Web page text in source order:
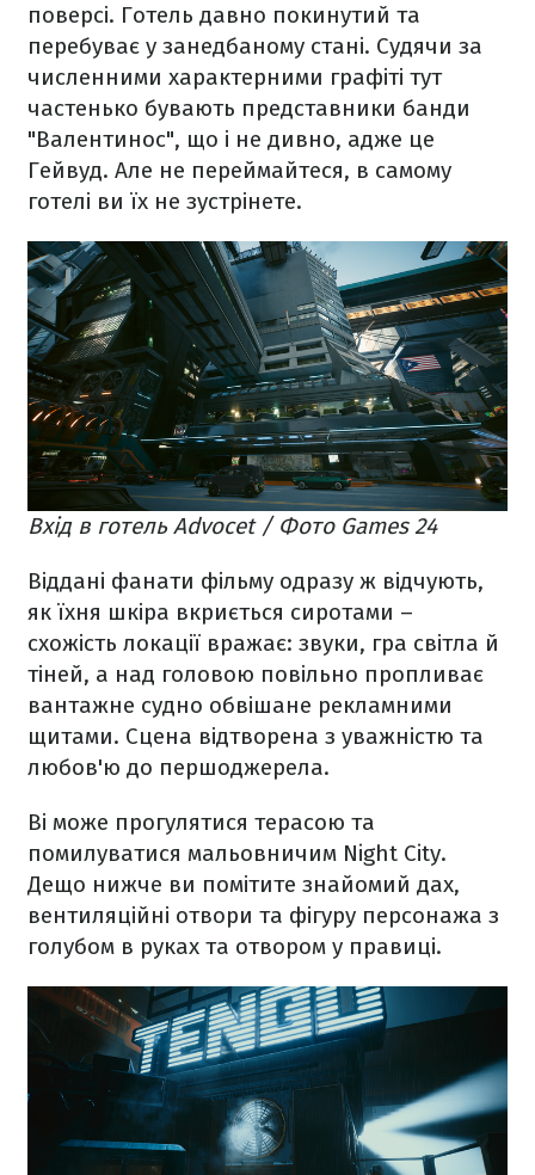
поверсі. Готель давно покинутий та
перебуває у занедбаному стані. Судячи за
численними характерними графіті тут
частенько бувають представники банди
"Валентинос", що і не дивно, адже це
Гейвуд. Але не переймайтеся, в самому
готелі ви їх не зустрінете.
Вхід в готель Advocet / Фото Games 24
Віддані фанати фільму одразу ж відчують,
як їхня шкіра вкриється сиротами –
схожість локації вражає: звуки, гра світла й
тіней, а над головою повільно пропливає
вантажне судно обвішане рекламними
щитами. Сцена відтворена з уважністю та
любов'ю до першоджерела.
Ві може прогулятися терасою та
помилуватися мальовничим Night City.
Дещо нижче ви помітите знайомий дах,
вентиляційні отвори та фігуру персонажа з
голубом в руках та отвором у правиці.